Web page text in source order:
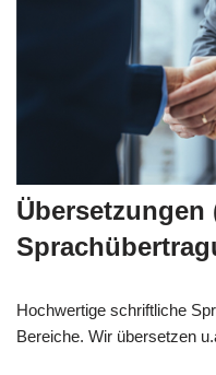
Hochwertige schriftliche
Bereiche. Wir übersetzen